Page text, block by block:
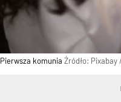
Pierwsza komunia Źródło: Pixabay/